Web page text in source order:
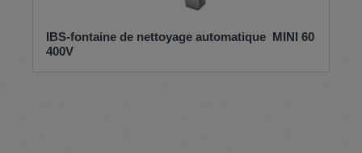
IBS-fontaine de nettoyage automatique MINI 60
400V